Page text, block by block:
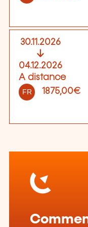
30.11.2026
04.12.2026
A distance
FR 1875,00€